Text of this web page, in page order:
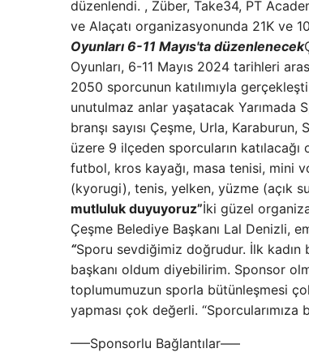
düzenlendi. , Züber, Take34, PT
ve Alaçatı organizasyonunda 21K ve
Oyunları 6-11 Mayıs'ta düzenlenecek
Oyunları, 6-11 Mayıs 2024 tarihleri
2050 sporcunun katılımıyla
unutulmaz anlar yaşatacak Yarımada
branşı sayısı Çeşme, Urla,
üzere 9 ilçeden sporcuların
futbol, kros kayağı, masa tenisi, mini
(kyorugi), tenis, yelken, yüzme (açık
mutluluk duyuyoruz”İki güzel
Çeşme Belediye Başkanı Lal Denizli,
“Sporu sevdiğimiz doğrudur. İlk kadın
başkanı oldum diyebilirim. Sponsor
toplumumuzun sporla bütünleşmesi
yapması çok değerli.
—–Sponsorlu Bağlantılar—–